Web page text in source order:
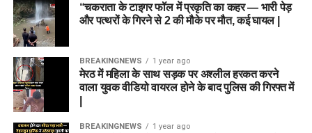
“चकराता के टाइगर फॉल में प्रकृति का कहर — भारी पेड़
और पत्थरों के गिरने से 2 की मौके पर मौत, कई घायल |
BREAKINGNEWS 1 year ago
मेरठ में महिला के साथ सड़क पर अश्लील हरकत करने
वाला युवक वीडियो वायरल होने के बाद पुलिस की गिरफ्त में
BREAKINGNEWS 1 year ago